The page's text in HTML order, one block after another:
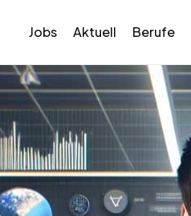
Jobs Aktuell Berufe